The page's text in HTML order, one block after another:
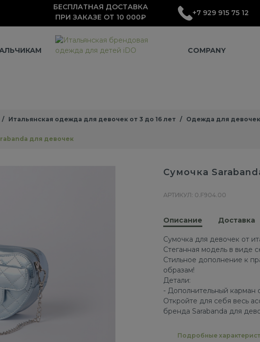
БЕСПЛАТНАЯ ДОСТАВКА
ПРИ ЗАКАЗЕ ОТ 10 000₽
+7 929 915 75 12
COMPANY
Итальянская одежда для девочек от 3 до 16 лет Одежда для девочек
для девочек
Сумочка
АРТИКУЛ: 0.F904.00
Описание Доставка
Сумочка для девочек от
Стеганная модель в виде
Стильное дополнение к
образам!
Детали:
- Дополнительный карман
Откройте для себя весь
бренда Sarabanda для
Подробные